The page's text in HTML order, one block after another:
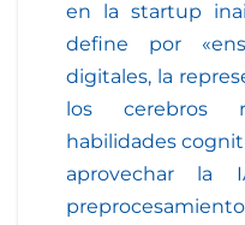
en la startup
define por
digitales, la
los cerebros
habilidades
aprovechar la